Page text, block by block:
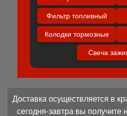
Фильтр топливный
Колодки тормозные
Свеча
Доставка осуществляется в
сегодня-завтра вы получите